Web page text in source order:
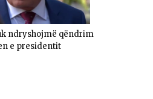
ndryshojmë qëndrim
e presidentit